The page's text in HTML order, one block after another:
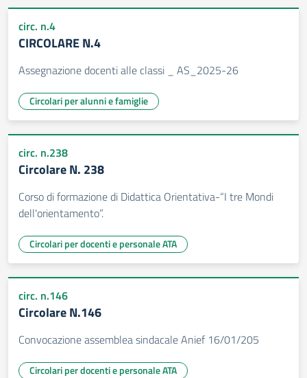
circ. n.4
CIRCOLARE N.4
Assegnazione docenti alle classi _ AS_2025-26
Circolari per alunni e famiglie
circ. n.238
Circolare N. 238
Corso di formazione di Didattica Orientativa-“I tre Mondi
dell'orientamento”.
Circolari per docenti e personale ATA
circ. n.146
Circolare N.146
Convocazione assemblea sindacale Anief 16/01/205
Circolari per docenti e personale ATA